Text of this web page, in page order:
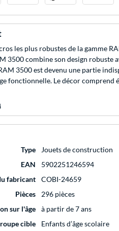
les plus robustes de la gamme
3500 combine son design
3500 est devenu une partie
fonctionnelle. Le décor
Type
Jouets de construction
EAN
5902251246594
fabricant
COBI-24659
Pièces
296 pièces
sur l'âge
à partir de 7 ans
cible
Enfants d’âge scolaire